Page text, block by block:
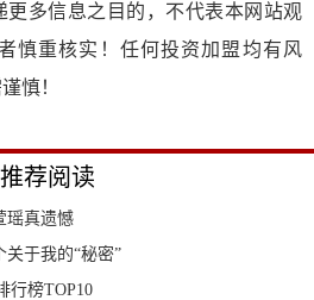
更多信息之目的，不代表本网站观
慎重核实！任何投资加盟均有风
慎！
推荐阅读
瑶真遗憾
于我的“秘密”
行榜TOP10